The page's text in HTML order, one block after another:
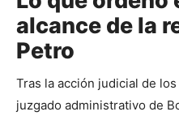
alcance de la
Petro
Tras la acción judicial de
juzgado administrativo de